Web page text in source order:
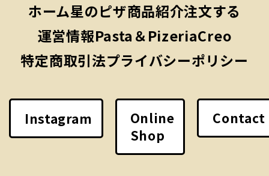
ホーム星のピザ商品紹介注文する
運営情報Pasta＆PizeriaCreo
特定商取引法プライバシーポリシー
Instagram
Online
Shop
Contact